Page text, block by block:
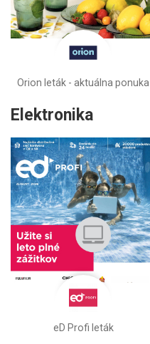
Orion leták - aktuálna ponuka
Elektronika
eD Profi leták